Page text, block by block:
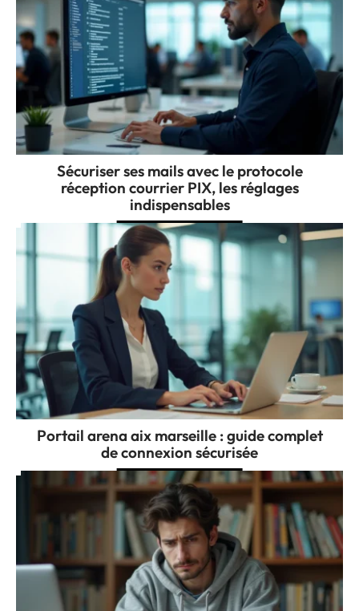
Sécuriser ses mails avec le protocole
réception courrier PIX, les réglages
indispensables
Portail arena aix marseille : guide complet
de connexion sécurisée